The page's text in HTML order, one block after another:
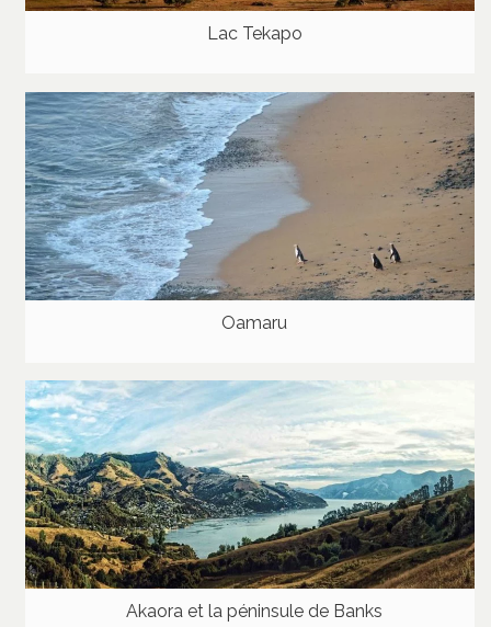
Lac Tekapo
Oamaru
Akaora et la péninsule de Banks